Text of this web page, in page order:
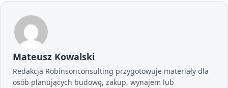
Mateusz Kowalski
Redakcja Robinsonconsulting przygotowuje materiały dla
osób planujących budowę, zakup, wynajem lub